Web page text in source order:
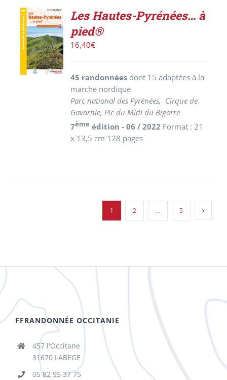
AJOUTER
AU
PANIER
/
DÉTAILS
Les Hautes-Pyrénées… à
pied®
16,40€
45 randonnées dont 15 adaptées à la
marche nordique
Parc national des Pyrénées, Cirque de
Gavarnie, Pic du Midi du Bigorre
7ème édition - 06 / 2022 Format : 21
x 13,5 cm 128 pages
1 2 … 5
FFRANDONNÉE OCCITANIE
457 l'Occitane
31670 LABEGE
05 82 95 37 75